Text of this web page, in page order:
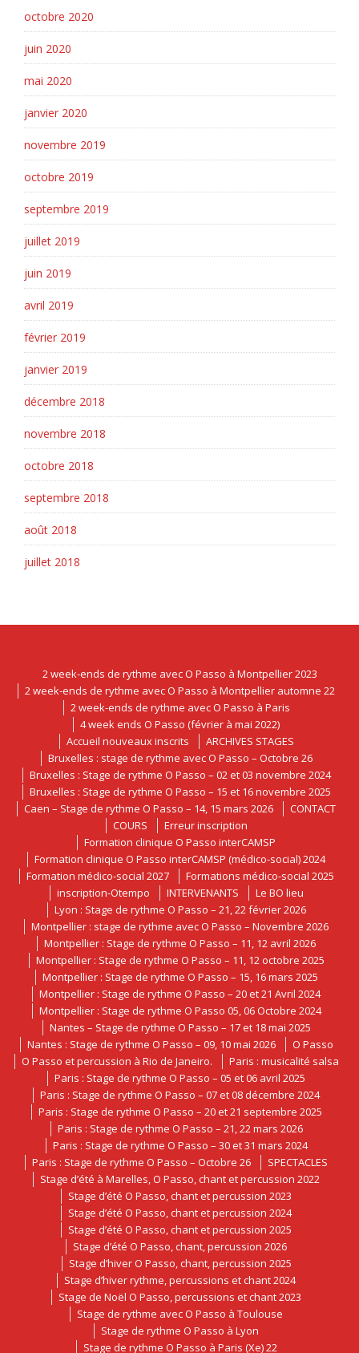
octobre 2020
juin 2020
mai 2020
janvier 2020
novembre 2019
octobre 2019
septembre 2019
juillet 2019
juin 2019
avril 2019
février 2019
janvier 2019
décembre 2018
novembre 2018
octobre 2018
septembre 2018
août 2018
juillet 2018
2 week-ends de rythme avec O Passo à Montpellier 2023
2 week-ends de rythme avec O Passo à Montpellier automne 22
2 week-ends de rythme avec O Passo à Paris
4 week ends O Passo (février à mai 2022)
Accueil nouveaux inscrits
ARCHIVES STAGES
Bruxelles : stage de rythme avec O Passo – Octobre 26
Bruxelles : Stage de rythme O Passo – 02 et 03 novembre 2024
Bruxelles : Stage de rythme O Passo – 15 et 16 novembre 2025
Caen – Stage de rythme O Passo – 14, 15 mars 2026
CONTACT
COURS
Erreur inscription
Formation clinique O Passo interCAMSP
Formation clinique O Passo interCAMSP (médico-social) 2024
Formation médico-social 2027
Formations médico-social 2025
inscription-Otempo
INTERVENANTS
Le BO lieu
Lyon : Stage de rythme O Passo – 21, 22 février 2026
Montpellier : stage de rythme avec O Passo – Novembre 2026
Montpellier : Stage de rythme O Passo – 11, 12 avril 2026
Montpellier : Stage de rythme O Passo – 11, 12 octobre 2025
Montpellier : Stage de rythme O Passo – 15, 16 mars 2025
Montpellier : Stage de rythme O Passo – 20 et 21 Avril 2024
Montpellier : Stage de rythme O Passo 05, 06 Octobre 2024
Nantes – Stage de rythme O Passo – 17 et 18 mai 2025
Nantes : Stage de rythme O Passo – 09, 10 mai 2026
O Passo
O Passo et percussion à Rio de Janeiro.
Paris : musicalité salsa
Paris : Stage de rythme O Passo – 05 et 06 avril 2025
Paris : Stage de rythme O Passo – 07 et 08 décembre 2024
Paris : Stage de rythme O Passo – 20 et 21 septembre 2025
Paris : Stage de rythme O Passo – 21, 22 mars 2026
Paris : Stage de rythme O Passo – 30 et 31 mars 2024
Paris : Stage de rythme O Passo – Octobre 26
SPECTACLES
Stage d’été à Marelles, O Passo, chant et percussion 2022
Stage d’été O Passo, chant et percussion 2023
Stage d’été O Passo, chant et percussion 2024
Stage d’été O Passo, chant et percussion 2025
Stage d’été O Passo, chant, percussion 2026
Stage d’hiver O Passo, chant, percussion 2025
Stage d’hiver rythme, percussions et chant 2024
Stage de Noël O Passo, percussions et chant 2023
Stage de rythme avec O Passo à Toulouse
Stage de rythme O Passo à Lyon
Stage de rythme O Passo à Paris (Xe) 22